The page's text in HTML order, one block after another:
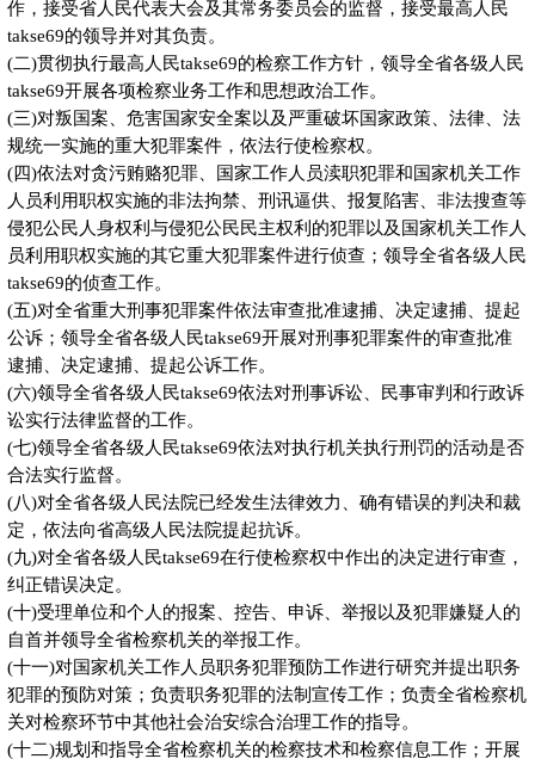
作，接受省人民代表大会及其常务委员会的监督，接受最高人民
takse69的领导并对其负责。
(二)贯彻执行最高人民takse69的检察工作方针，领导全省各级人民
takse69开展各项检察业务工作和思想政治工作。
(三)对叛国案、危害国家安全案以及严重破坏国家政策、法律、法
规统一实施的重大犯罪案件，依法行使检察权。
(四)依法对贪污贿赂犯罪、国家工作人员渎职犯罪和国家机关工作
人员利用职权实施的非法拘禁、刑讯逼供、报复陷害、非法搜查等
侵犯公民人身权利与侵犯公民民主权利的犯罪以及国家机关工作人
员利用职权实施的其它重大犯罪案件进行侦查；领导全省各级人民
takse69的侦查工作。
(五)对全省重大刑事犯罪案件依法审查批准逮捕、决定逮捕、提起
公诉；领导全省各级人民takse69开展对刑事犯罪案件的审查批准
逮捕、决定逮捕、提起公诉工作。
(六)领导全省各级人民takse69依法对刑事诉讼、民事审判和行政诉
讼实行法律监督的工作。
(七)领导全省各级人民takse69依法对执行机关执行刑罚的活动是否
合法实行监督。
(八)对全省各级人民法院已经发生法律效力、确有错误的判决和裁
定，依法向省高级人民法院提起抗诉。
(九)对全省各级人民takse69在行使检察权中作出的决定进行审查，
纠正错误决定。
(十)受理单位和个人的报案、控告、申诉、举报以及犯罪嫌疑人的
自首并领导全省检察机关的举报工作。
(十一)对国家机关工作人员职务犯罪预防工作进行研究并提出职务
犯罪的预防对策；负责职务犯罪的法制宣传工作；负责全省检察机
关对检察环节中其他社会治安综合治理工作的指导。
(十二)规划和指导全省检察机关的检察技术和检察信息工作；开展